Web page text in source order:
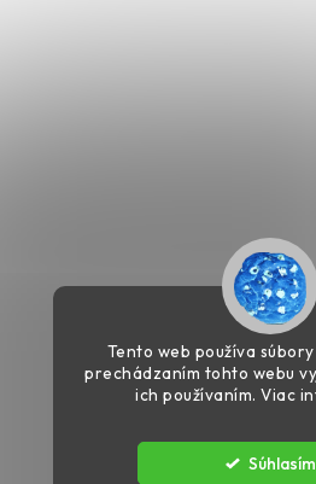
Tento web používa
prechádzaním tohto webu
ich používaním. Viac
Súhlasím